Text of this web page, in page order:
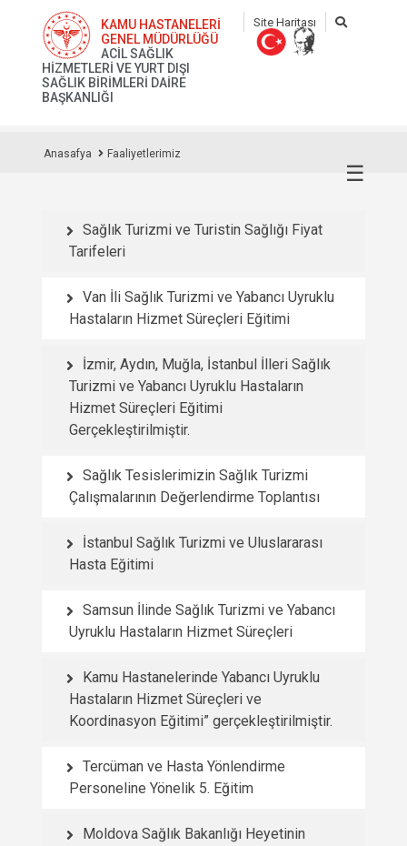
KAMU HASTANELERİ
GENEL MÜDÜRLÜĞÜ
ACİL SAĞLIK
HİZMETLERİ VE YURT DIŞI
SAĞLIK BİRİMLERİ DAİRE
BAŞKANLIĞI
Site Haritası
☰
Anasafya Faaliyetlerimiz
Sağlık Turizmi ve Turistin Sağlığı Fiyat
Tarifeleri
Van İli Sağlık Turizmi ve Yabancı Uyruklu
Hastaların Hizmet Süreçleri Eğitimi
İzmir, Aydın, Muğla, İstanbul İlleri Sağlık
Turizmi ve Yabancı Uyruklu Hastaların
Hizmet Süreçleri Eğitimi
Gerçekleştirilmiştir.
Sağlık Tesislerimizin Sağlık Turizmi
Çalışmalarının Değerlendirme Toplantısı
İstanbul Sağlık Turizmi ve Uluslararası
Hasta Eğitimi
Samsun İlinde Sağlık Turizmi ve Yabancı
Uyruklu Hastaların Hizmet Süreçleri
Kamu Hastanelerinde Yabancı Uyruklu
Hastaların Hizmet Süreçleri ve
Koordinasyon Eğitimi” gerçekleştirilmiştir.
Tercüman ve Hasta Yönlendirme
Personeline Yönelik 5. Eğitim
Moldova Sağlık Bakanlığı Heyetinin